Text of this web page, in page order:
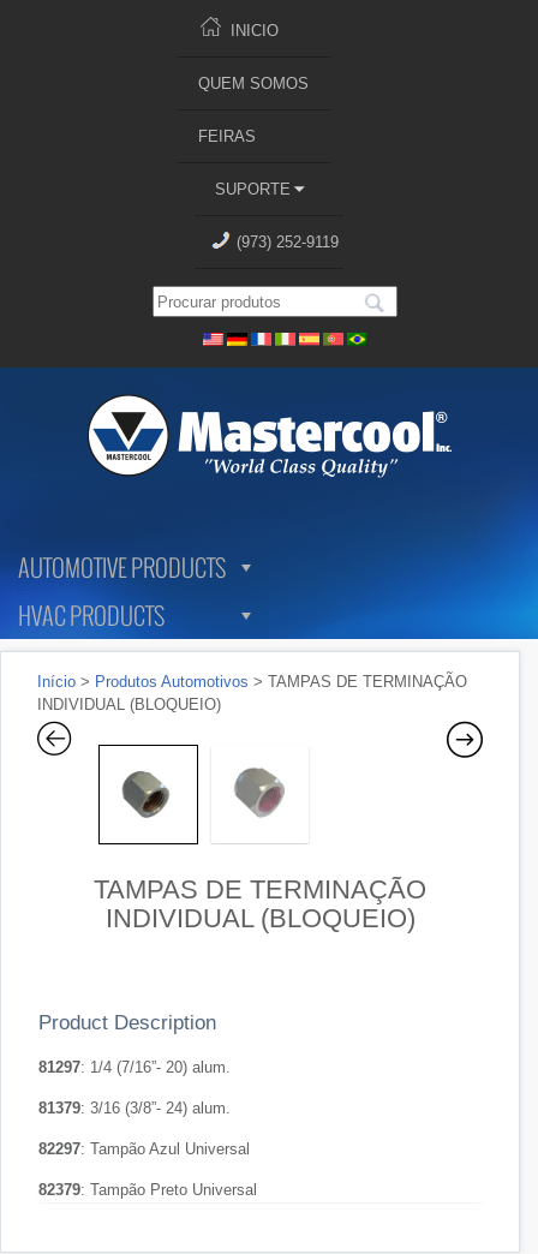
INICIO
QUEM SOMOS
FEIRAS
SUPORTE
(973) 252-9119
AUTOMOTIVE PRODUCTS
HVAC PRODUCTS
Início > Produtos Automotivos > TAMPAS DE TERMINAÇÃO
INDIVIDUAL (BLOQUEIO)
TAMPAS DE TERMINAÇÃO
INDIVIDUAL (BLOQUEIO)
Product Description
81297: 1/4 (7/16”- 20) alum.
81379: 3/16 (3/8”- 24) alum.
82297: Tampão Azul Universal
82379: Tampão Preto Universal